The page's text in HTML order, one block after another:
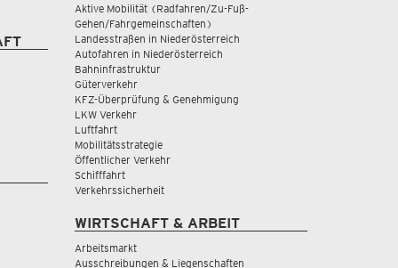
Aktive Mobilität (Radfahren/Zu-Fuß-
Gehen/Fahrgemeinschaften)
Landesstraßen in Niederösterreich
Autofahren in Niederösterreich
Bahninfrastruktur
Güterverkehr
KFZ-Überprüfung & Genehmigung
LKW Verkehr
Luftfahrt
Mobilitätsstrategie
Öffentlicher Verkehr
Schifffahrt
Verkehrssicherheit
WIRTSCHAFT & ARBEIT
Arbeitsmarkt
Ausschreibungen & Liegenschaften